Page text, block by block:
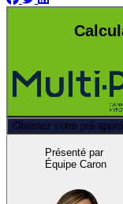
Obtenez votre pré-
Présenté par
Équipe Caron